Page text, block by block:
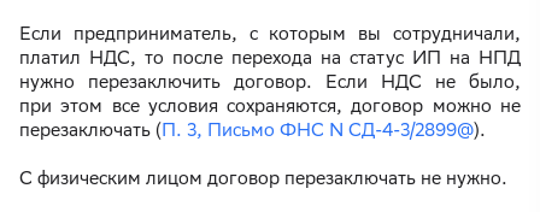
Если предприниматель, с которым вы сотрудничали,
платил НДС, то после перехода на статус ИП на НПД
нужно перезаключить договор. Если НДС не было,
при этом все условия сохраняются, договор можно не
перезаключать (П. 3, Письмо ФНС N СД-4-3/2899@).
С физическим лицом договор перезаключать не нужно.